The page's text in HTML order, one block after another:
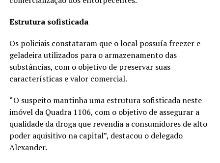
Estrutura sofisticada
Os policiais constataram que o local possuía freezer e
geladeira utilizados para o armazenamento das
substâncias, com o objetivo de preservar suas
características e valor comercial.
“O suspeito mantinha uma estrutura sofisticada neste
imóvel da Quadra 1106, com o objetivo de assegurar a
qualidade da droga que revendia a consumidores de alto
poder aquisitivo na capital”, destacou o delegado
Alexander.